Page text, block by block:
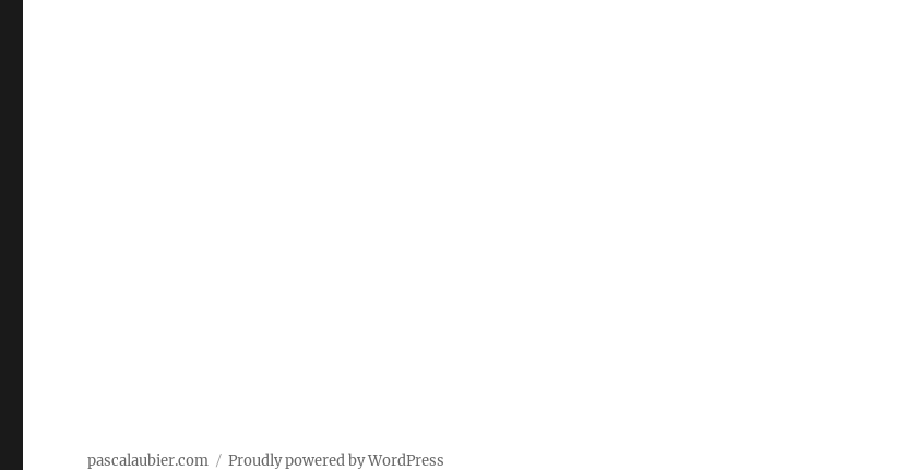
pascalaubier.com Proudly powered by WordPress